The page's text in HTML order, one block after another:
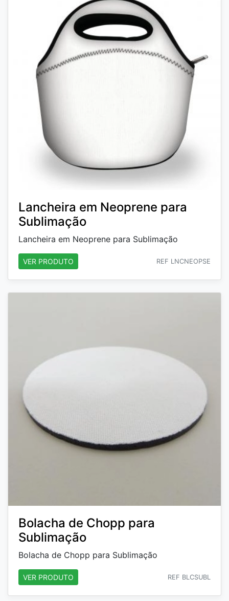
Lancheira em Neoprene para
Sublimação
Lancheira em Neoprene para Sublimação
VER PRODUTO REF LNCNEOPSE
Bolacha de Chopp para
Sublimação
Bolacha de Chopp para Sublimação
VER PRODUTO REF BLCSUBL